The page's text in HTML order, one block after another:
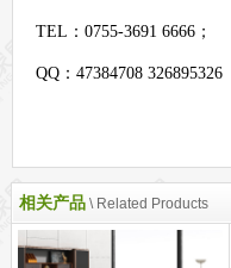
TEL：0755-3691 6666；
QQ：47384708 326895326
相关产品 \ Related Products